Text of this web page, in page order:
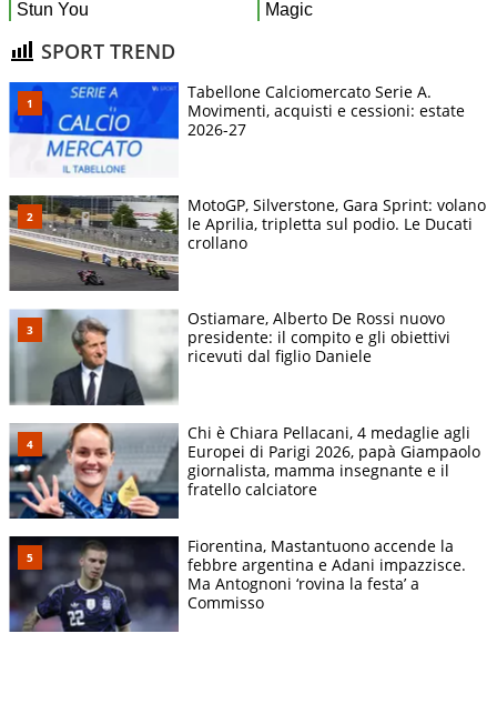
SPORT TREND
Tabellone Calciomercato Serie A.
Movimenti, acquisti e cessioni: estate
2026-27
MotoGP, Silverstone, Gara Sprint: volano
le Aprilia, tripletta sul podio. Le Ducati
crollano
Ostiamare, Alberto De Rossi nuovo
presidente: il compito e gli obiettivi
ricevuti dal figlio Daniele
Chi è Chiara Pellacani, 4 medaglie agli
Europei di Parigi 2026, papà Giampaolo
giornalista, mamma insegnante e il
fratello calciatore
Fiorentina, Mastantuono accende la
febbre argentina e Adani impazzisce.
Ma Antognoni ‘rovina la festa’ a
Commisso